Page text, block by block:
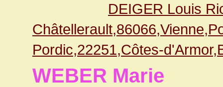
DEIGER Louis
Pordic,22251,Côtes-
WEBER Marie